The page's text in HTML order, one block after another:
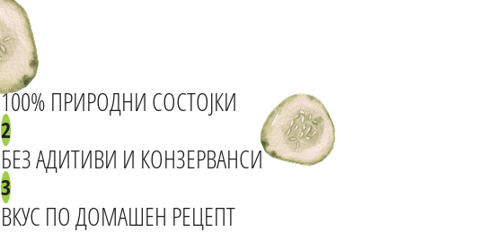
1
100% ПРИРОДНИ СОСТОЈКИ
2
БЕЗ АДИТИВИ И КОНЗЕРВАНСИ
3
ВКУС ПО ДОМАШЕН РЕЦЕПТ